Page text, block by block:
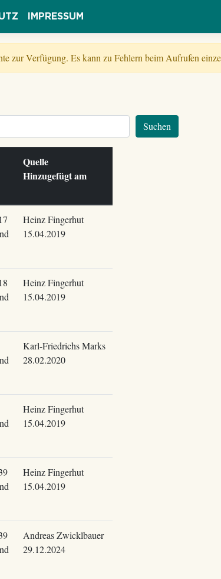
IMPRESSUM
zur Verfügung. Es kann zu Fehlern beim Aufrufen
Suchen
Quelle
Hinzugefügt am
Heinz Fingerhut
15.04.2019
Heinz Fingerhut
15.04.2019
Karl-Friedrichs Marks
28.02.2020
Heinz Fingerhut
15.04.2019
Heinz Fingerhut
15.04.2019
Andreas Zwicklbauer
29.12.2024